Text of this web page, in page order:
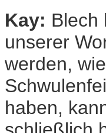
Kay: Blech
unserer
werden,
haben,